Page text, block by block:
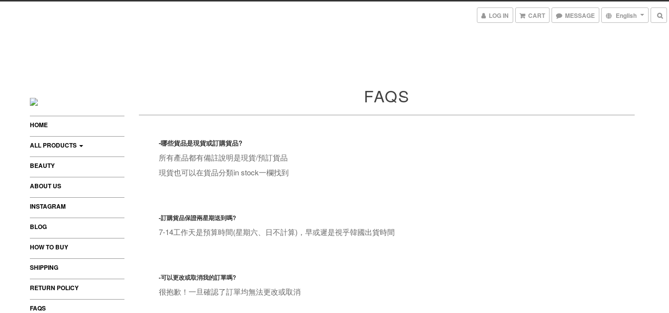
LOG IN CART MESSAGE English
HOME
ALL PRODUCTS
BEAUTY
ABOUT US
INSTAGRAM
BLOG
HOW TO BUY
SHIPPING
RETURN POLICY
FAQS
FAQS
-哪些貨品是現貨或訂購貨品?
所有產品都有備註說明是現貨/預訂貨品
現貨也可以在貨品分類in stock一欄找到
-訂購貨品保證兩星期送到嗎?
7-14工作天是預算時間(星期六、日不計算)，早或遲是視乎韓國出貨時間
-可以更改或取消我的訂單嗎?
很抱歉！一旦確認了訂單均無法更改或取消